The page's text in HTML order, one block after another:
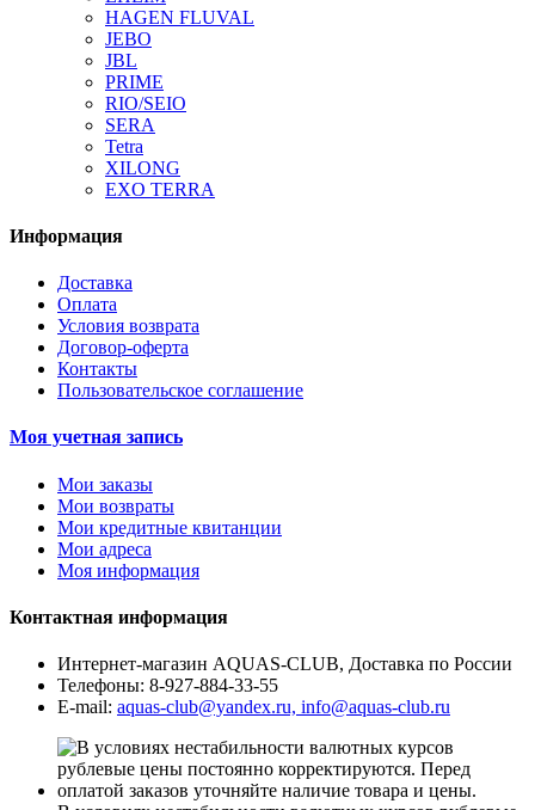
HAGEN FLUVAL
JEBO
JBL
PRIME
RIO/SEIO
SERA
Tetra
XILONG
EXO TERRA
Информация
Доставка
Оплата
Условия возврата
Договор-оферта
Контакты
Пользовательское соглашение
Моя учетная запись
Мои заказы
Мои возвраты
Мои кредитные квитанции
Мои адреса
Моя информация
Контактная информация
Интернет-магазин AQUAS-CLUB, Доставка по России
Телефоны: 8-927-884-33-55
E-mail: aquas-club@yandex.ru, info@aquas-club.ru